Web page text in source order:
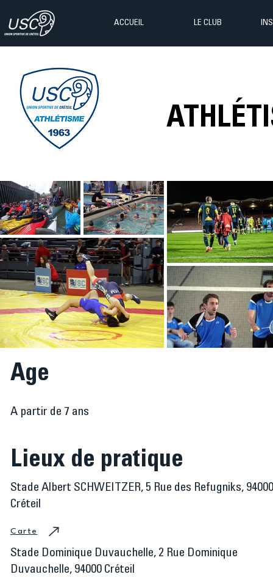
ACCUEIL LE CLUB
Age
A partir de 7 ans
Lieux de pratique
Stade Albert SCHWEITZER, 5 Rue des Refugniks, 94000
Créteil
​Stade Dominique Duvauchelle, 2 Rue Dominique
Duvauchelle, 94000 Créteil
Carte